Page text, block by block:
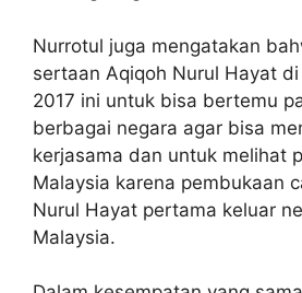
Nurrotul juga mengatakan
sertaan Aqiqoh Nurul Hayat
2017 ini untuk bisa bertemu
berbagai negara agar bisa
kerjasama dan untuk melihat
Malaysia karena pembukaan
Nurul Hayat pertama keluar
Malaysia.